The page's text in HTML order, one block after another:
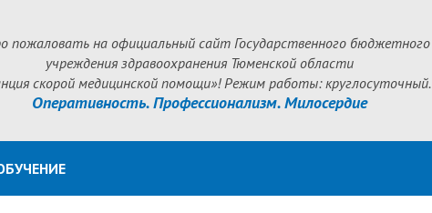
пожаловать на официальный сайт Государственного бюджетного
учреждения здравоохранения Тюменской области
скорой медицинской помощи»! Режим работы: круглосуточный.
Оперативность. Профессионализм. Милосердие